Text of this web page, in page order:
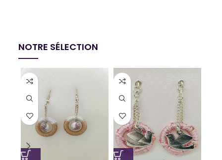
NOTRE SÉLECTION